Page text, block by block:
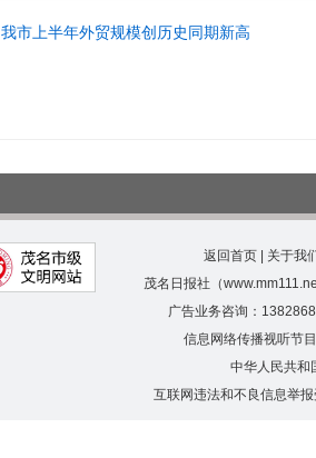
我市上半年外贸规模创历史同期新高
返回首页 | 关于我
茂名日报社（
广告业务咨询：
信息网络传播视听节
中华人民共和
互联网违法和不良信息举